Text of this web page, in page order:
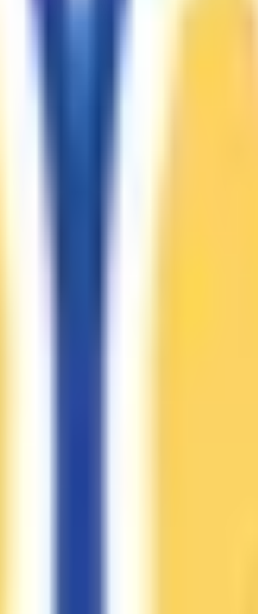
時間と分けて診察しております。
、お電話にてご相談下さい。来院
たします。
時間前まで予約可能です。WEB上
取り扱いとなっておりますので、